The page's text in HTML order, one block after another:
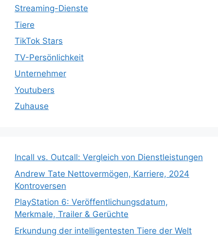
Streaming-Dienste
Tiere
TikTok Stars
TV-Persönlichkeit
Unternehmer
Youtubers
Zuhause
Incall vs. Outcall: Vergleich von Dienstleistungen
Andrew Tate Nettovermögen, Karriere, 2024
Kontroversen
PlayStation 6: Veröffentlichungsdatum,
Merkmale, Trailer & Gerüchte
Erkundung der intelligentesten Tiere der Welt